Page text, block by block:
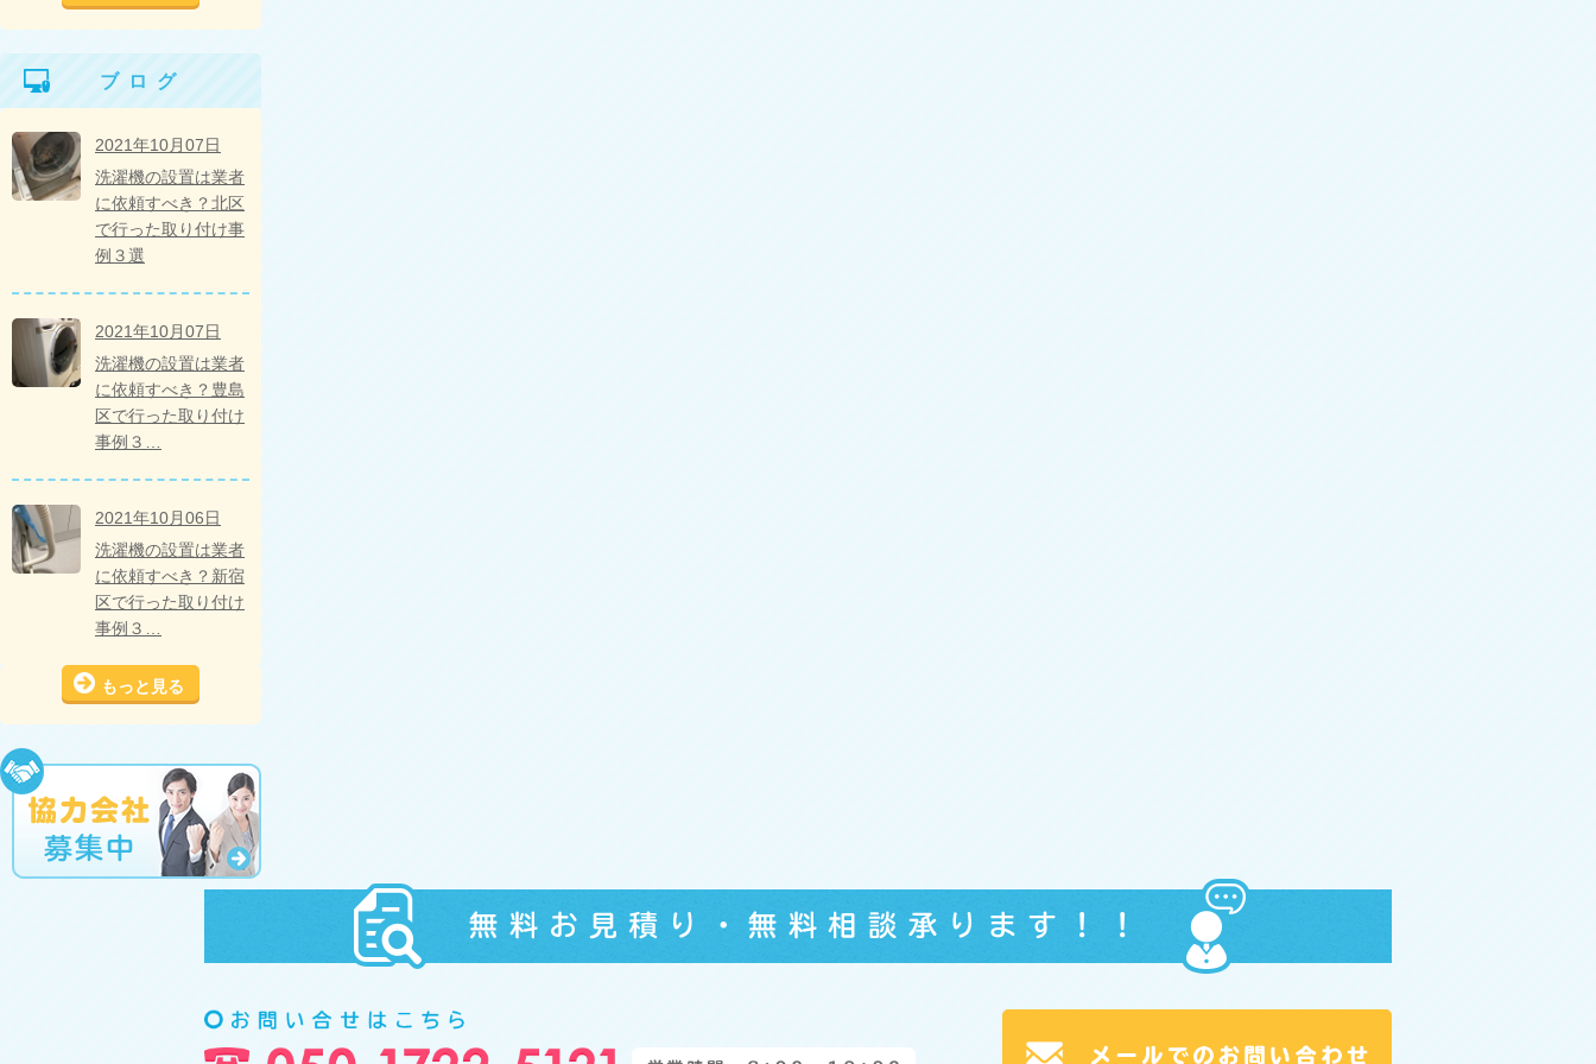
ブログ
2021年10月07日
洗濯機の設置は業者
に依頼すべき？北区
で行った取り付け事
例３選
2021年10月07日
洗濯機の設置は業者
に依頼すべき？豊島
区で行った取り付け
事例３…
2021年10月06日
洗濯機の設置は業者
に依頼すべき？新宿
区で行った取り付け
事例３…
もっと見る